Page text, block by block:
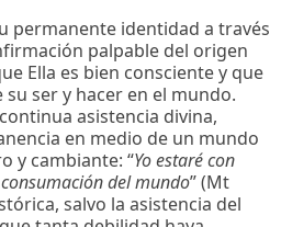
permanente identidad a través
palpable del origen
Ella es bien consciente y que
ser y hacer en el mundo.
asistencia divina,
en medio de un mundo
y cambiante: “Yo estaré con
del mundo” (Mt
salvo la asistencia del